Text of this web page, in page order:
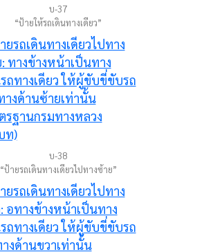
บ-37
“ป้ายให้รถเดินทางเดียว”
บ-38
“ป้ายรถเดินทางเดียวไปทางซ้าย”